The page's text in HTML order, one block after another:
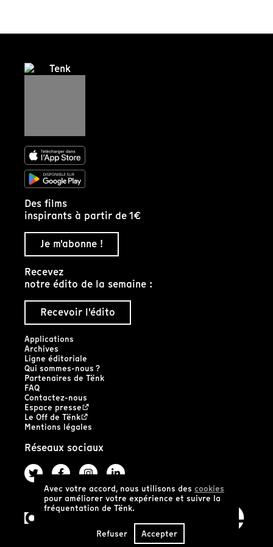
Avec votre accord, nous utilisons des cookies
pour améliorer votre expérience et suivre la
fréquentation de Tënk.
Refuser Accepter
Des films
inspirants à partir de 1€
Je m'abonne !
Recevez
notre édito de la semaine :
Recevoir l'édito
Applications
Archives
Ligne éditoriale
Qui sommes-nous ?
Partenaires de Tënk
FAQ
Contactez-nous
Espace presse
Le Off de Tënk
Mentions légales
Réseaux sociaux